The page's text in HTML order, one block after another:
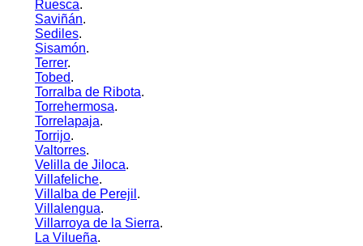
Ruesca.
Saviñán.
Sediles.
Sisamón.
Terrer.
Tobed.
Torralba de Ribota.
Torrehermosa.
Torrelapaja.
Torrijo.
Valtorres.
Velilla de Jiloca.
Villafeliche.
Villalba de Perejil .
Villalengua.
Villarroya de la Sierra.
La Vilueña.